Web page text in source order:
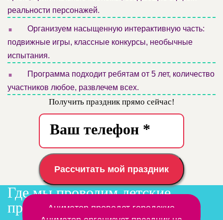
реальности персонажей.
.
Организуем насыщенную интерактивную часть:
подвижные игры, классные конкурсы, необычные
испытания.
.
Программа подходит ребятам от 5 лет, количество
участников любое, развлечем всех.
Получить праздник прямо сейчас!
Рассчитать мой праздник
Где мы проводим детские
праздникиЗаказать аниматора на дом
Аниматор проведет городские